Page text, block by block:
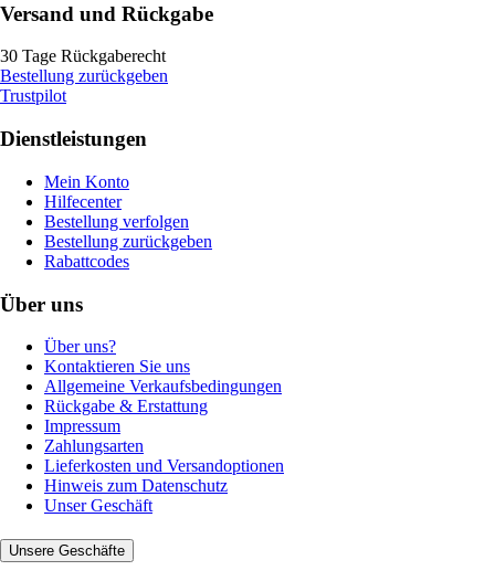
Versand und Rückgabe
30 Tage Rückgaberecht
Bestellung zurückgeben
Trustpilot
Dienstleistungen
Mein Konto
Hilfecenter
Bestellung verfolgen
Bestellung zurückgeben
Rabattcodes
Über uns
Über uns?
Kontaktieren Sie uns
Allgemeine Verkaufsbedingungen
Rückgabe & Erstattung
Impressum
Zahlungsarten
Lieferkosten und Versandoptionen
Hinweis zum Datenschutz
Unser Geschäft
Unsere Geschäfte